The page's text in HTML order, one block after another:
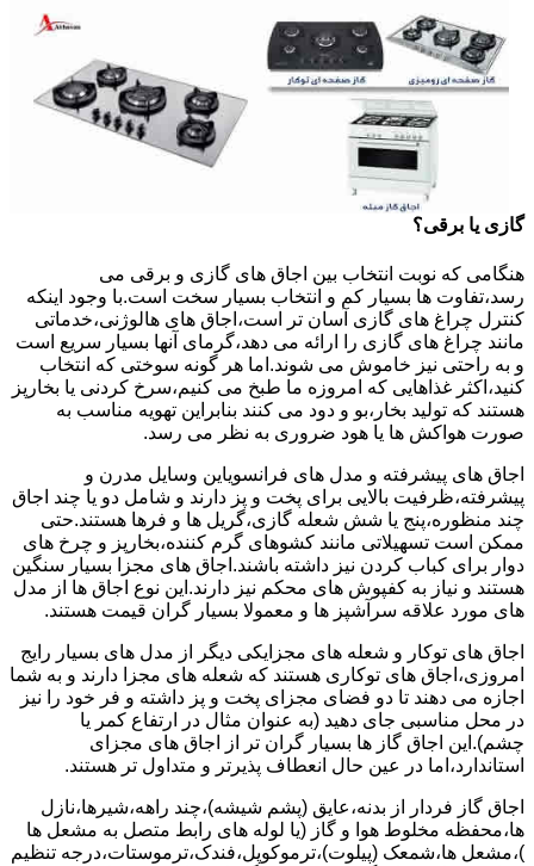
گازی یا برقی؟
هنگامی که نوبت انتخاب بین اجاق های گازی و برقی می
رسد،تفاوت ها بسیار کم و انتخاب بسیار سخت است.با وجود اینکه
کنترل چراغ های گازی آسان تر است،اجاق های هالوژنی،خدماتی
مانند چراغ های گازی را ارائه می دهد،گرمای آنها بسیار سریع است
و به راحتی نیز خاموش می شوند.اما هر گونه سوختی که انتخاب
کنید،اکثر غذاهایی که امروزه ما طبخ می کنیم،سرخ کردنی یا بخارپز
هستند که تولید بخار،بو و دود می کنند بنابراین تهویه مناسب به
صورت هواکش ها یا هود ضروری به نظر می رسد.
اجاق های پیشرفته و مدل های فرانسویاین وسایل مدرن و
پیشرفته،ظرفیت بالایی برای پخت و پز دارند و شامل دو یا چند اجاق
چند منظوره،پنج یا شش شعله گازی،گریل ها و فرها هستند.حتی
ممکن است تسهیلاتی مانند کشوهای گرم کننده،بخارپز و چرخ های
دوار برای کباب کردن نیز داشته باشند.اجاق های مجزا بسیار سنگین
هستند و نیاز به کفپوش های محکم نیز دارند.این نوع اجاق ها از مدل
های مورد علاقه سرآشپز ها و معمولا بسیار گران قیمت هستند.
اجاق های توکار و شعله های مجزایکی دیگر از مدل های بسیار رایج
امروزی،اجاق های توکاری هستند که شعله های مجزا دارند و به شما
اجازه می دهند تا دو فضای مجزای پخت و پز داشته و فر خود را نیز
در محل مناسبی جای دهید (به عنوان مثال در ارتفاع کمر یا
چشم).این اجاق گاز ها بسیار گران تر از اجاق های مجزای
استاندارد،اما در عین حال انعطاف پذیرتر و متداول تر هستند.
اجاق گاز فردار از بدنه،عایق (پشم شیشه)،چند راهه،شیرها،نازل
ها،محفظه مخلوط هوا و گاز (یا لوله های رابط متصل به مشعل ها
)،مشعل ها،شمعک (پیلوت)،ترموکوپل،فندک،ترموستات،درجه تنظیم